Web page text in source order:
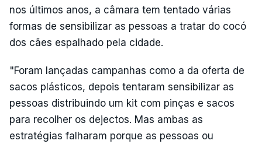
nos últimos anos, a câmara tem tentado várias
formas de sensibilizar as pessoas a tratar do cocó
dos cães espalhado pela cidade.
"Foram lançadas campanhas como a da oferta de
sacos plásticos, depois tentaram sensibilizar as
pessoas distribuindo um kit com pinças e sacos
para recolher os dejectos. Mas ambas as
estratégias falharam porque as pessoas ou